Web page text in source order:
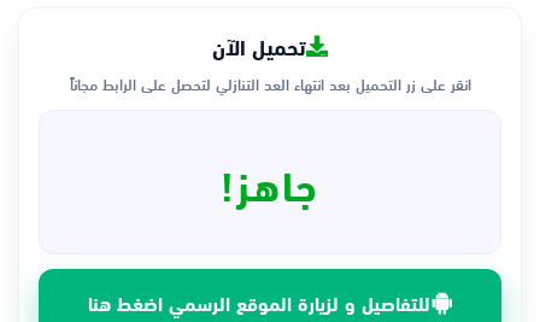
تحميل الآن
انقر على زر التحميل بعد انتهاء العد التنازلي لتحصل على الرابط مجاناً
جاهز!
للتفاصيل و لزيارة الموقع الرسمي اضغط هنا